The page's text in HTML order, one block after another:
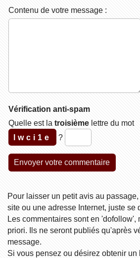
Contenu de votre message :
Vérification anti-spam
Quelle est la troisièmelettre du mot
lwci1e
?
Pour laisser un petit avis au
site ou une adresse Internet, juste se
Les commentaires sont en 'dofollow',
priori. Ils ne seront publiés qu'après
message.
Si vous pensez ou désirez obtenir un